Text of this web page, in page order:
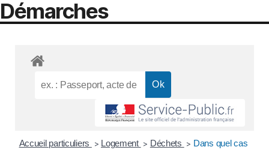
Démarches
Accueil particuliers > Logement > Déchets > Dans quel cas